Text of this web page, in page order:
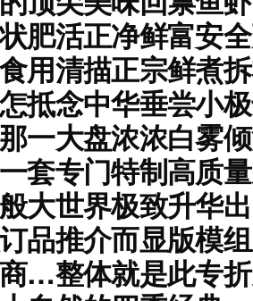
肥活正净鲜富安
用清描正宗鲜煮
抵念中华垂尝小
一大盘浓浓白雾
套专门特制高质
大世界极致升华
品推介而显版模
…整体就是此专